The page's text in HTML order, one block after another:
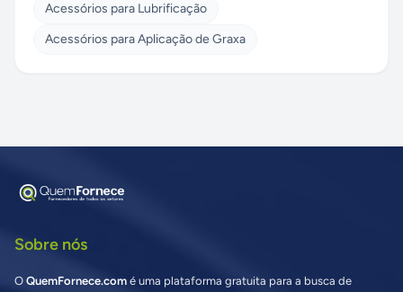
Acessórios para Lubrificação
Acessórios para Aplicação de Graxa
Sobre nós
O QuemFornece.com é uma plataforma gratuita para a busca de